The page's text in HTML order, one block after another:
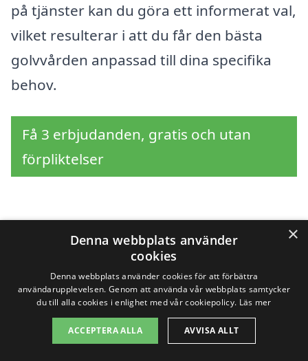
på tjänster kan du göra ett informerat val,
vilket resulterar i att du får den bästa
golvvården anpassad till dina specifika
behov.
Få 3 erbjudanden, gratis och utan
förpliktelser
Sök efter en
professionell för
golvvård i andra städer
nära Vångelsta
×
Denna webbplats använder
cookies
Denna webbplats använder cookies för att förbättra
användarupplevelsen. Genom att använda vår webbplats samtycker
du till alla cookies i enlighet med vår cookiepolicy. Läs mer
ACCEPTERA ALLA AVVISA ALLT